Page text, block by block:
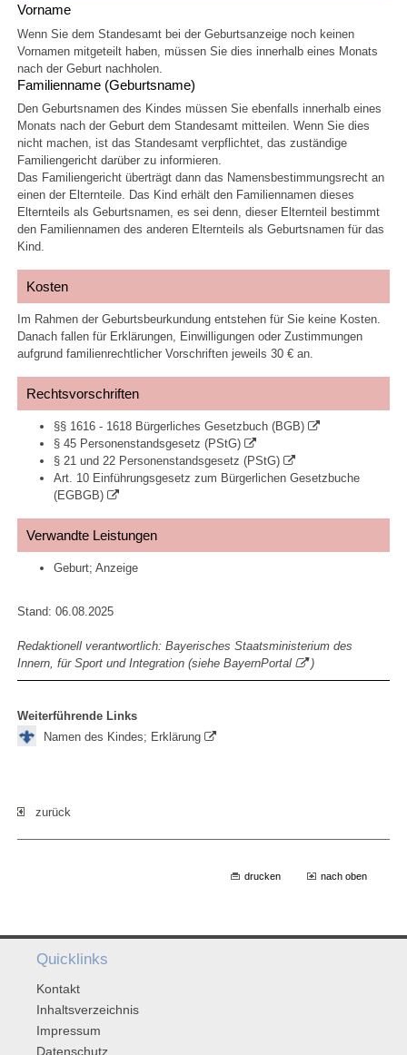
Vorname
Wenn Sie dem Standesamt bei der Geburtsanzeige noch keinen
Vornamen mitgeteilt haben, müssen Sie dies innerhalb eines Monats
nach der Geburt nachholen.
Familienname (Geburtsname)
Den Geburtsnamen des Kindes müssen Sie ebenfalls innerhalb eines
Monats nach der Geburt dem Standesamt mitteilen. Wenn Sie dies
nicht machen, ist das Standesamt verpflichtet, das zuständige
Familiengericht darüber zu informieren.
Das Familiengericht überträgt dann das Namensbestimmungsrecht an
einen der Elternteile. Das Kind erhält den Familiennamen dieses
Elternteils als Geburtsnamen, es sei denn, dieser Elternteil bestimmt
den Familiennamen des anderen Elternteils als Geburtsnamen für das
Kind.
Kosten
Im Rahmen der Geburtsbeurkundung entstehen für Sie keine Kosten.
Danach fallen für Erklärungen, Einwilligungen oder Zustimmungen
aufgrund familienrechtlicher Vorschriften jeweils 30 € an.
Rechtsvorschriften
§§ 1616 - 1618 Bürgerliches Gesetzbuch (BGB)
§ 45 Personenstandsgesetz (PStG)
§ 21 und 22 Personenstandsgesetz (PStG)
Art. 10 Einführungsgesetz zum Bürgerlichen Gesetzbuche
(EGBGB)
Verwandte Leistungen
Geburt; Anzeige
Stand: 06.08.2025
Redaktionell verantwortlich: Bayerisches Staatsministerium des
Innern, für Sport und Integration (sieheBayernPortal )
Weiterführende Links
Namen des Kindes; Erklärung
zurück
drucken nach oben
Quicklinks
Kontakt
Inhaltsverzeichnis
Impressum
Datenschutz